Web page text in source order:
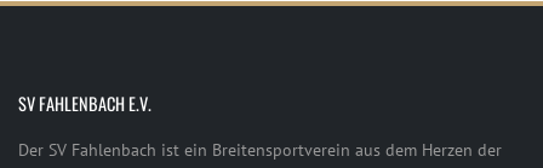
SV FAHLENBACH E.V.
Der SV Fahlenbach ist ein Breitensportverein aus dem Herzen der